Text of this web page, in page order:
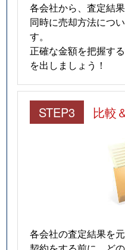
各会社から、査定結果
同時に売却方法につ
す。
正確な金額を把握す
を出しましょう！
STEP3 比較
各会社の査定結果を